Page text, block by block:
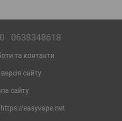
0638348618
та контакти
сайту
сайту
easyvape.net